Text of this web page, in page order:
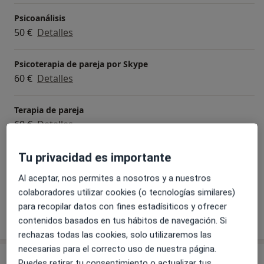
Si quieres resolver cualquier cuestión, no dudes en
escribirme al teléfono móvil a través de WhatsApp o
llamarme directamente para preguntarme lo que
necesites saber para sentirte mejor y ganar en
tranquilidad.
Psicoanálisis
50 € Detalles
Psicoterapia de pareja por Skype
60 € Detalles
Terapia de pareja
60 € Detalles
Terapia individual
¿Cómo funcionan los precios?
Consultas (2)
Tu privacidad es importante
Al aceptar, nos permites a nosotros y a nuestros
colaboradores utilizar cookies (o tecnologías similares)
para recopilar datos con fines estadísiticos y ofrecer
contenidos basados en tus hábitos de navegación. Si
rechazas todas las cookies, solo utilizaremos las
necesarias para el correcto uso de nuestra página.